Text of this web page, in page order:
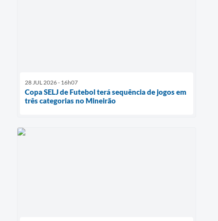
28 JUL 2026 - 16h07
Copa SELJ de Futebol terá sequência de jogos em
três categorias no Mineirão